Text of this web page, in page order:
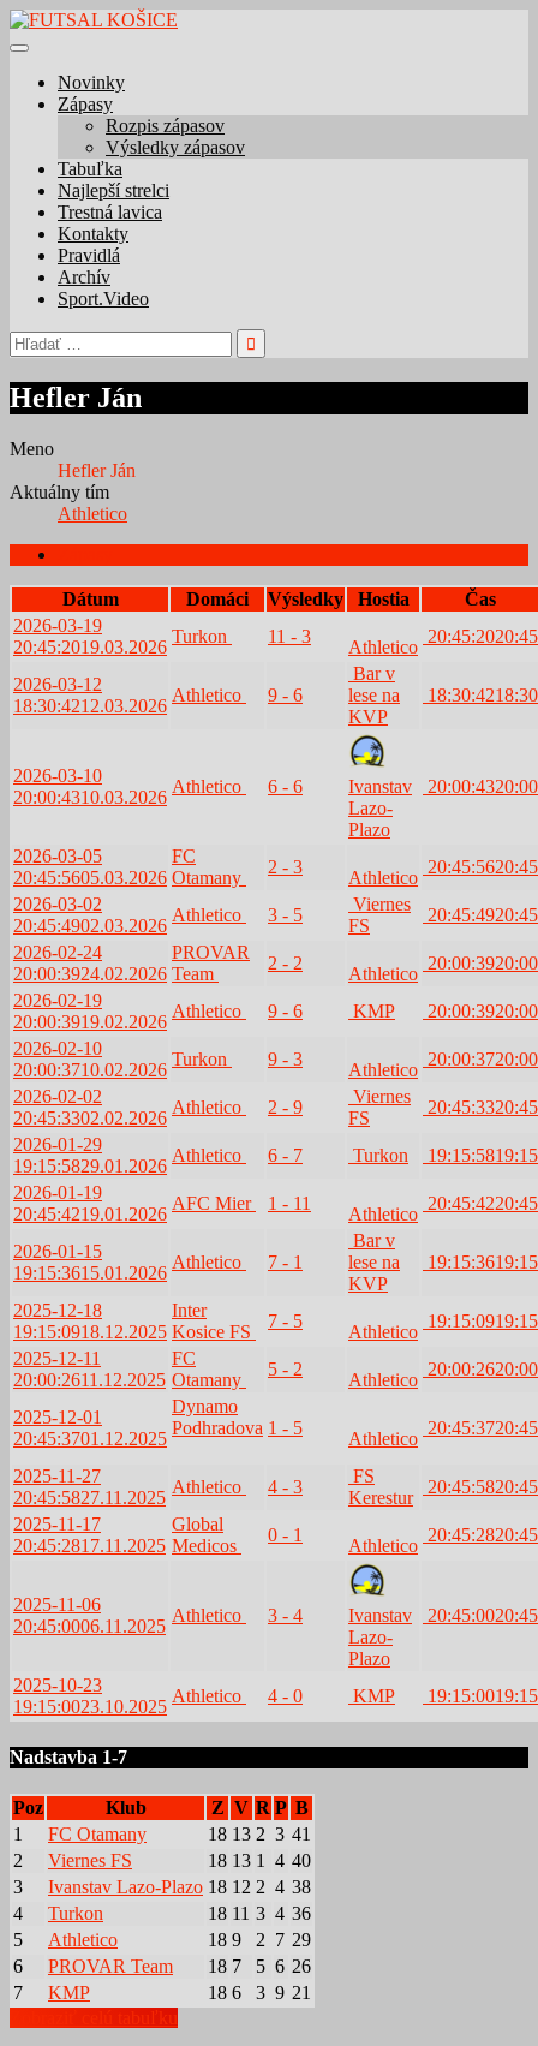
Skip
to
Novinky
Zápasy
Rozpis zápasov
Výsledky zápasov
Tabuľka
Najlepší strelci
Trestná lavica
Kontakty
Pravidlá
Archív
Sport.Video
Hľadať:
Hefler Ján
Meno
Hefler Ján
Aktuálny tím
Athletico
Dátum Domáci Výsledky Hostia
Čas
2026-03-19
20:45:2019.03.2026
Turkon 11 - 3
Athletico
20:45:2020:45
2026-03-12
18:30:4212.03.2026
Athletico 9 - 6
Bar v
lese na
KVP
18:30:4218:30
2026-03-10
20:00:4310.03.2026
Athletico 6 - 6
Ivanstav
Lazo-
Plazo
20:00:4320:00
2026-03-05
20:45:5605.03.2026
FC
Otamany
2 - 3
Athletico
20:45:5620:45
2026-03-02
20:45:4902.03.2026
Athletico 3 - 5
Viernes
FS
20:45:4920:45
2026-02-24
20:00:3924.02.2026
PROVAR
Team
2 - 2
Athletico
20:00:3920:00
2026-02-19
20:00:3919.02.2026
Athletico 9 - 6 KMP 20:00:3920:00
2026-02-10
20:00:3710.02.2026
Turkon 9 - 3
Athletico
20:00:3720:00
2026-02-02
20:45:3302.02.2026
Athletico 2 - 9
Viernes
FS
20:45:3320:45
2026-01-29
19:15:5829.01.2026
Athletico 6 - 7 Turkon 19:15:5819:15
2026-01-19
20:45:4219.01.2026
AFC Mier 1 - 11
Athletico
20:45:4220:45
2026-01-15
19:15:3615.01.2026
Athletico 7 - 1
Bar v
lese na
KVP
19:15:3619:15
2025-12-18
19:15:0918.12.2025
Inter
Kosice FS
7 - 5
Athletico
19:15:0919:15
2025-12-11
20:00:2611.12.2025
FC
Otamany
5 - 2
Athletico
20:00:2620:00
2025-12-01
20:45:3701.12.2025
Dynamo
Podhradova 1 - 5
Athletico
20:45:3720:45
2025-11-27
20:45:5827.11.2025
Athletico 4 - 3
FS
Kerestur
20:45:5820:45
2025-11-17
20:45:2817.11.2025
Global
Medicos
0 - 1
Athletico
20:45:2820:45
2025-11-06
20:45:0006.11.2025
Athletico 3 - 4
Ivanstav
Lazo-
Plazo
20:45:0020:45
2025-10-23
19:15:0023.10.2025
Athletico 4 - 0 KMP 19:15:0019:15
Nadstavba 1-7
Poz Klub Z V R P B
1
FC Otamany 18 13 2 3 41
2
Viernes FS 18 13 1 4 40
3
Ivanstav Lazo-Plazo 18 12 2 4 38
4
Turkon 18 11 3 4 36
5
Athletico 18 9 2 7 29
6
PROVAR Team 18 7 5 6 26
7
KMP 18 6 3 9 21